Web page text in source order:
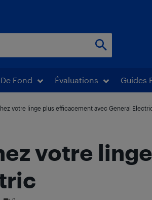
Fond Évaluations Guides
votre linge plus efficacement avec General
votre